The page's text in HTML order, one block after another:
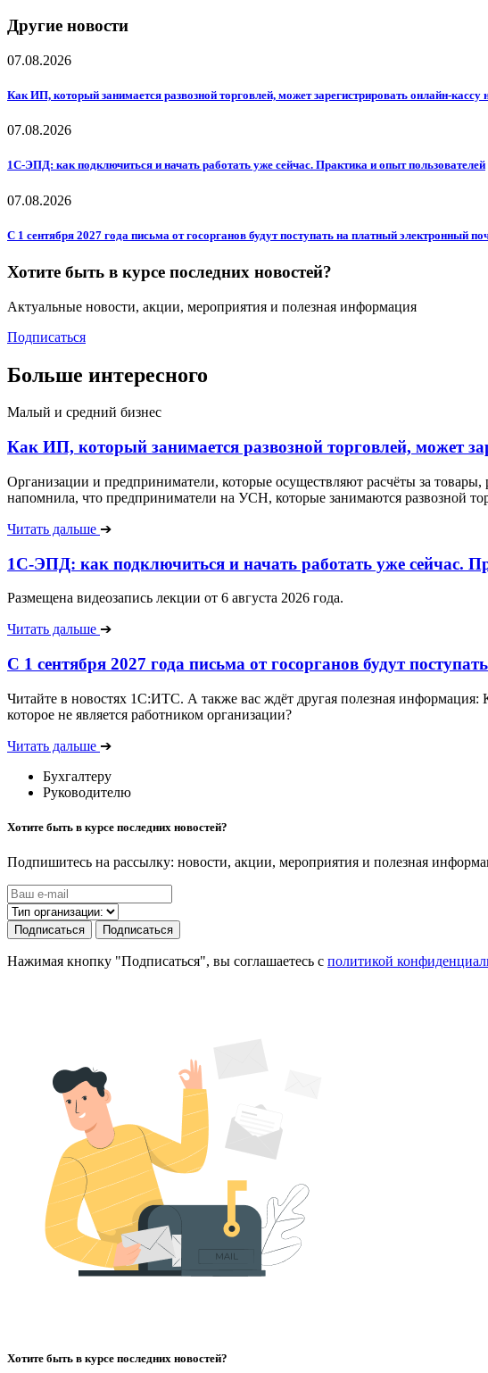
Другие новости
07.08.2026
Как ИП, который занимается развозной торговлей, может зарегистрировать онлайн-
07.08.2026
1С-ЭПД: как подключиться и начать работать уже сейчас. Практика и опыт пользователей
07.08.2026
С 1 сентября 2027 года письма от госорганов будут поступать на платный электронный
Хотите быть в курсе последних новостей?
Актуальные новости, акции, мероприятия и полезная информация
Подписаться
Больше интересного
Малый и средний бизнес
Как ИП, который занимается развозной торговлей, может
Организации и предприниматели, которые осуществляют расчёты за
напомнила, что предприниматели на УСН, которые занимаются развозной
Читать дальше ➔
1С-ЭПД: как подключиться и начать работать уже сейчас.
Размещена видеозапись лекции от 6 августа 2026 года.
Читать дальше ➔
С 1 сентября 2027 года письма от госорганов будут
Читайте в новостях 1С:ИТС. А также вас ждёт другая полезная
которое не является работником организации?
Читать дальше ➔
Бухгалтеру
Руководителю
Хотите быть в курсе последних новостей?
Подпишитесь на рассылку: новости, акции, мероприятия и полезная
Подписаться Подписаться
Нажимая кнопку "Подписаться", вы соглашаетесь с политикой
Хотите быть в курсе последних новостей?